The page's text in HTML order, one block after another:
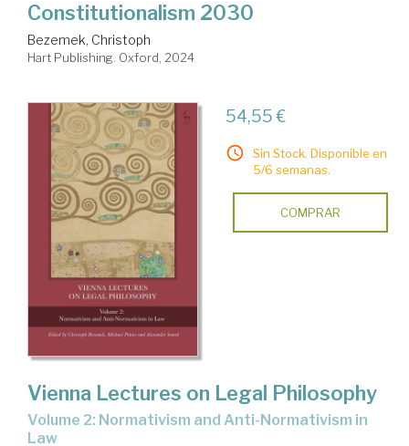
Constitutionalism 2030
Bezemek, Christoph
Hart Publishing. Oxford, 2024
54,55 €
Sin Stock. Disponible en
5/6 semanas.
COMPRAR
Vienna Lectures on Legal Philosophy
Volume 2: Normativism and Anti-Normativism in
Law